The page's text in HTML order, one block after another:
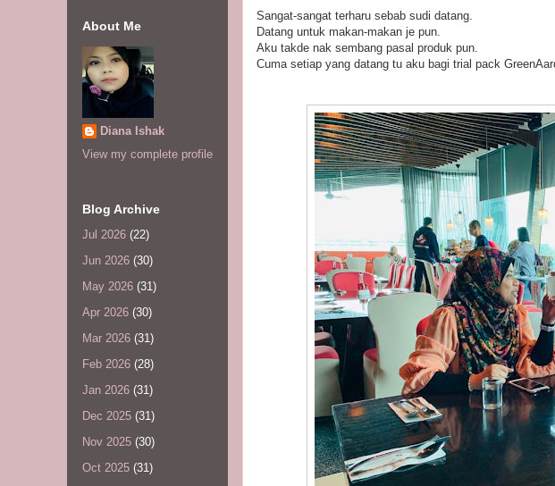
Sangat-sangat terharu sebab sudi datang.
Datang untuk makan-makan je pun.
Aku takde nak sembang pasal produk pun.
Cuma setiap yang datang tu aku bagi trial pack
About Me
Diana Ishak
View my complete profile
Blog Archive
Jul 2026 (22)
Jun 2026 (30)
May 2026 (31)
Apr 2026 (30)
Mar 2026 (31)
Feb 2026 (28)
Jan 2026 (31)
Dec 2025 (31)
Nov 2025 (30)
Oct 2025 (31)